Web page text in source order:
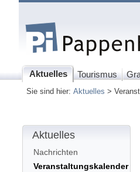
Aktuelles Tourismus
Sie sind hier:Aktuelles >
Aktuelles
Nachrichten
Veranstaltungskalender